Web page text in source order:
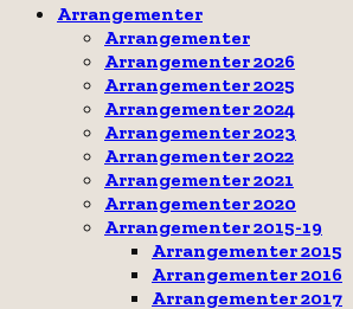
Arrangementer
Arrangementer
Arrangementer 2026
Arrangementer 2025
Arrangementer 2024
Arrangementer 2023
Arrangementer 2022
Arrangementer 2021
Arrangementer 2020
Arrangementer 2015-19
Arrangementer 2015
Arrangementer 2016
Arrangementer 2017